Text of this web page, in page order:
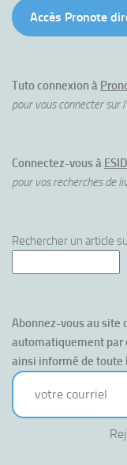
Accès Pronote
Tuto connexion à
pour vous connecter sur
Connectez-vous à
pour vos recherches de
Rechercher un article
Abonnez-vous au site
automatiquement par
ainsi informé de
votre courriel